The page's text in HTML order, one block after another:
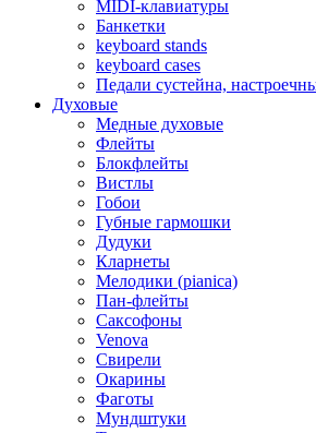
MIDI-клавиатуры
Банкетки
keyboard stands
keyboard cases
Педали сустейна,
Духовые
Медные духовые
Флейты
Блокфлейты
Вистлы
Гобои
Губные гармошки
Дудуки
Кларнеты
Мелодики (pianica)
Пан-флейты
Саксофоны
Venova
Свирели
Окарины
Фаготы
Мундштуки